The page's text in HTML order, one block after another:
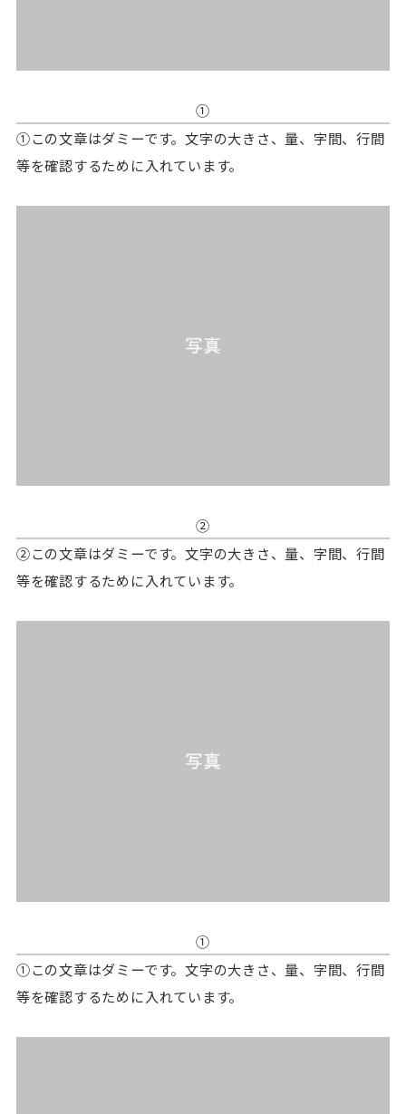
①
①この文章はダミーです。文字の大きさ、量、字間、行間
等を確認するために入れています。
②
②この文章はダミーです。文字の大きさ、量、字間、行間
等を確認するために入れています。
①
①この文章はダミーです。文字の大きさ、量、字間、行間
等を確認するために入れています。